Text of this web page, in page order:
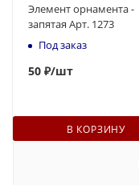
Элемент орнамента -
запятая Арт. 1273
Под заказ
50 ₽/шт
В КОРЗИНУ